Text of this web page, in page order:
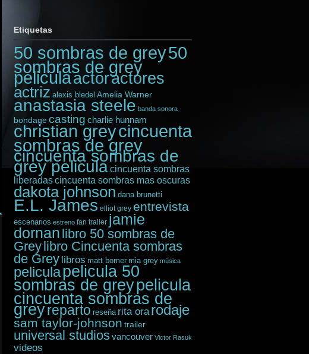
Etiquetas
50 sombras de grey50
sombras de grey
peliculaactoractores
actriz alexis bledel Amelia Warner
anastasia steele banda sonora
bondage casting charlie hunnam
christian greycincuenta
sombras de grey
cincuenta sombras de
grey peliculacincuenta sombras
liberadascincuenta sombras mas oscuras
dakota johnson dana brunetti
E.L. James elliot grey entrevista
escenarios estreno fan trailer jamie
dornan libro 50 sombras de
Greylibro Cincuenta sombras
de Grey libros matt bomer mia grey música
peliculapelicula 50
sombras de greypelicula
cincuenta sombras de
greyreparto reseña rita ora rodaje
sam taylor-johnson trailer
universal studiosvancouver Victor Rasuk
videos